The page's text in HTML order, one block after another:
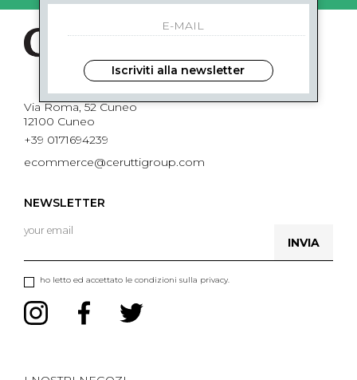
Via Roma, 52 Cuneo
12100 Cuneo
+39 0171694239
ecommerce@ceruttigroup.com
NEWSLETTER
ho letto ed accettato le condizioni sulla privacy.
INVIA
Iscriviti alla newsletter